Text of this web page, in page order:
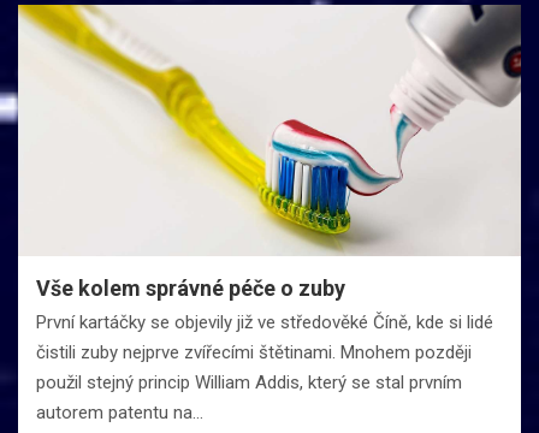
Vše kolem správné péče o zuby
První kartáčky se objevily již ve středověké Číně, kde si lidé
čistili zuby nejprve zvířecími štětinami. Mnohem později
použil stejný princip William Addis, který se stal prvním
autorem patentu na…